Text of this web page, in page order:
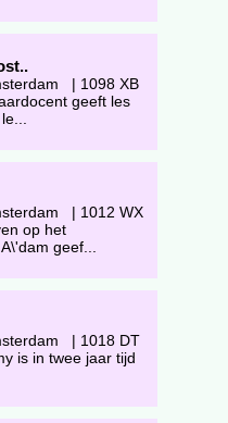
| 1098 XB
geeft les
| 1012 WX
op het
geef...
| 1018 DT
is in twee jaar tijd